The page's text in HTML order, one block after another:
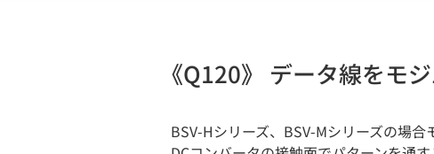
《Q120》 データ線をモ
BSV-Hシリーズ、BSV-Mシリーズの場